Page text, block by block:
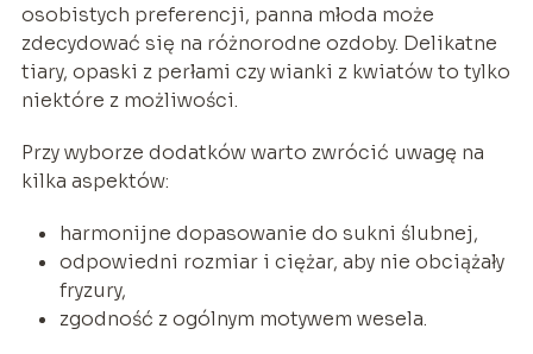
osobistych preferencji, panna młoda może
zdecydować się na różnorodne ozdoby. Delikatne
tiary, opaski z perłami czy wianki z kwiatów to tylko
niektóre z możliwości.
Przy wyborze dodatków warto zwrócić uwagę na
kilka aspektów:
harmonijne dopasowanie do sukni ślubnej,
odpowiedni rozmiar i ciężar, aby nie obciążały
fryzury,
zgodność z ogólnym motywem wesela.